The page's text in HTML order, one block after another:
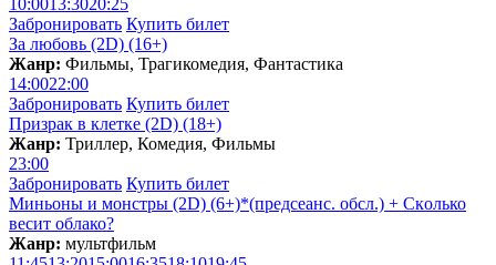
Забронировать Купить билет
За любовь (2D) (16+)
Жанр: Фильмы, Трагикомедия, Фантастика
14:0022:00
Забронировать Купить билет
Призрак в клетке (2D) (18+)
Жанр: Триллер, Комедия, Фильмы
23:00
Забронировать Купить билет
Миньоны и монстры (2D) (6+)*(предсеанс. обсл.) + Скoлько
весит облако?
Жанр: мультфильм